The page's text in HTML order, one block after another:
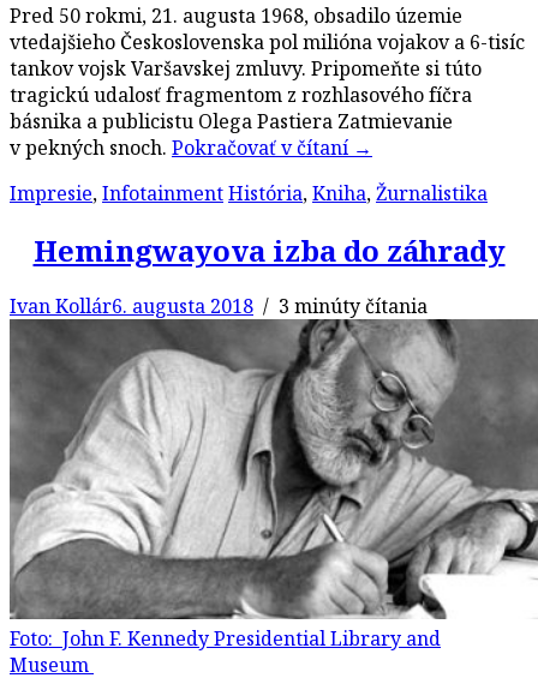
Pred 50 rokmi, 21. augusta 1968, obsadilo územie
vtedajšieho Československa pol milióna vojakov a 6-tisíc
tankov vojsk Varšavskej zmluvy. Pripomeňte si túto
tragickú udalosť fragmentom z rozhlasového fíčra
básnika a publicistu Olega Pastiera Zatmievanie
v pekných snoch. Pokračovať v čítaní →
Impresie,InfotainmentHistória,Kniha,Žurnalistika
Hemingwayova izba do záhrady
Ivan Kollár6. augusta 2018 / 3 minúty čítania
Foto: John F. Kennedy Presidential Library and
Museum